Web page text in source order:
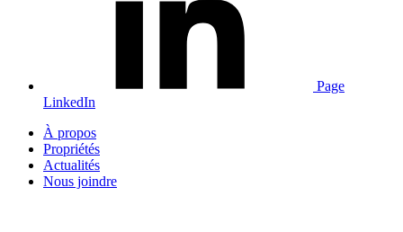
Page
LinkedIn
À propos
Propriétés
Actualités
Nous joindre